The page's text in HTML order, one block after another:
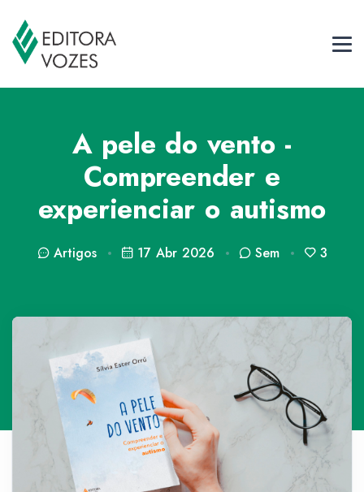
A pele do vento -
Compreender e
experienciar o autismo
Artigos 17 Abr 2026 Sem 3